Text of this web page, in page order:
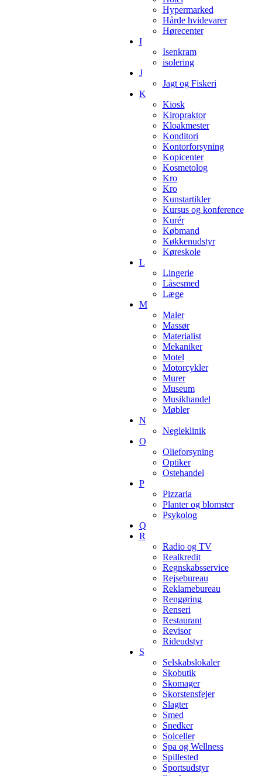
Hypermarked
Hårde hvidevarer
Hørecenter
I
Isenkram
isolering
J
Jagt og Fiskeri
K
Kiosk
Kiropraktor
Kloakmester
Konditori
Kontorforsyning
Kopicenter
Kosmetolog
Kro
Kro
Kunstartikler
Kursus og konference
Kurér
Købmand
Køkkenudstyr
Køreskole
L
Lingerie
Låsesmed
Læge
M
Maler
Massør
Materialist
Mekaniker
Motel
Motorcykler
Murer
Museum
Musikhandel
Møbler
N
Negleklinik
O
Olieforsyning
Optiker
Ostehandel
P
Pizzaria
Planter og blomster
Psykolog
Q
R
Radio og TV
Realkredit
Regnskabsservice
Rejsebureau
Reklamebureau
Rengøring
Renseri
Restaurant
Revisor
Rideudstyr
S
Selskabslokaler
Skobutik
Skomager
Skorstensfejer
Slagter
Smed
Snedker
Solceller
Spa og Wellness
Spillested
Sportsudstyr